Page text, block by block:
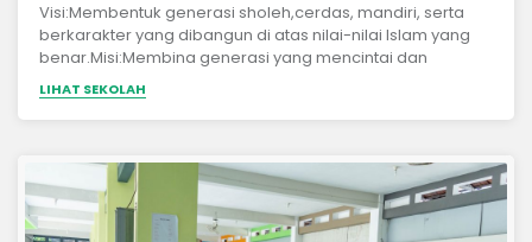
Visi:Membentuk generasi sholeh,cerdas, mandiri, serta
berkarakter yang dibangun di atas nilai-nilai Islam yang
benar.Misi:Membina generasi yang mencintai dan
mengamalkan nilai-nilai Islam yang berlandaskan Al
Qur’an dan As Sunnah yang shahih.Mendidik generasi
unggul dengan ilmu – ilmu syar’i dan ilmu umum.
LIHAT SEKOLAH